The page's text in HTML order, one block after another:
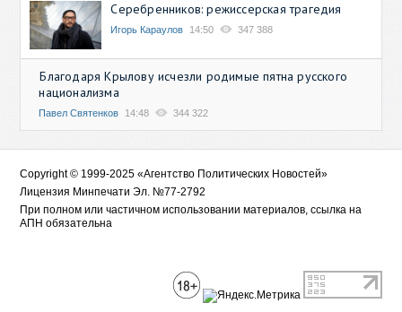
Серебренников: режиссерская трагедия
Игорь Караулов 14:50 347 388
Благодаря Крылову исчезли родимые пятна русского
национализма
Павел Святенков 14:48 344 322
Copyright © 1999-2025 «Агентство Политических Новостей»
Лицензия Минпечати Эл. №77-2792
При полном или частичном использовании материалов, ссылка на
АПН обязательна